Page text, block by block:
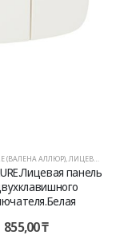
АЛЛЮР),ЛИЦЕВЫЕ ПАНЕЛИ
панель
₸